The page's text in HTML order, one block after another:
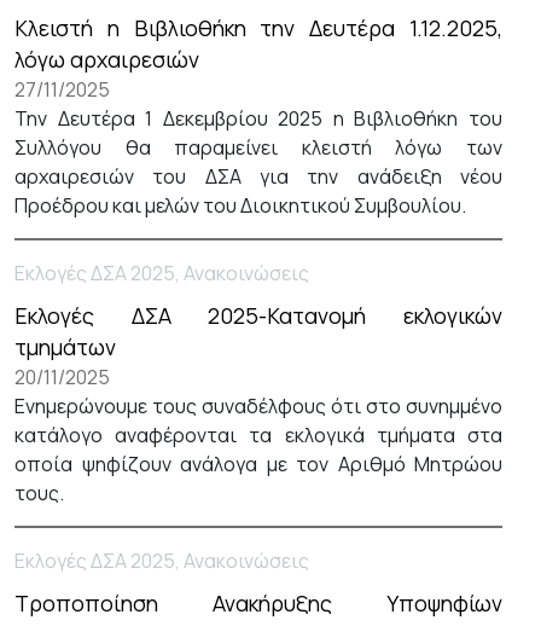
Κλειστή η Βιβλιοθήκη την Δευτέρα 1.12.2025,
λόγω αρχαιρεσιών
27/11/2025
Την Δευτέρα 1 Δεκεμβρίου 2025 η Βιβλιοθήκη του
Συλλόγου θα παραμείνει κλειστή λόγω των
αρχαιρεσιών του ΔΣΑ για την ανάδειξη νέου
Προέδρου και μελών του Διοικητικού Συμβουλίου.
Εκλογές ΔΣΑ 2025, Ανακοινώσεις
Εκλογές ΔΣΑ 2025-Κατανομή εκλογικών
τμημάτων
20/11/2025
Ενημερώνουμε τους συναδέλφους ότι στο συνημμένο
κατάλογο αναφέρονται τα εκλογικά τμήματα στα
οποία ψηφίζουν ανάλογα με τον Αριθμό Μητρώου
τους.
Εκλογές ΔΣΑ 2025, Ανακοινώσεις
Τροποποίηση Ανακήρυξης Υποψηφίων